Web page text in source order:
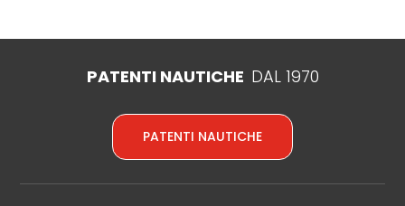
PATENTI NAUTICHE DAL 1970
PATENTI NAUTICHE